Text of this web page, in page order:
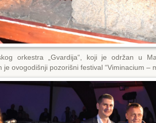
orkestra „Gvardija“, koji je održan u
je ovogodišnji pozorišni festival “Viminacium –